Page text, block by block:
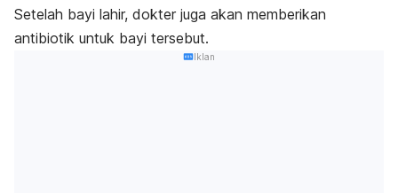
Setelah bayi lahir, dokter juga akan memberikan
antibiotik untuk bayi tersebut.
Iklan